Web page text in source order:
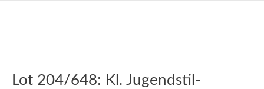
Lot 204/648: Kl. Jugendstil-